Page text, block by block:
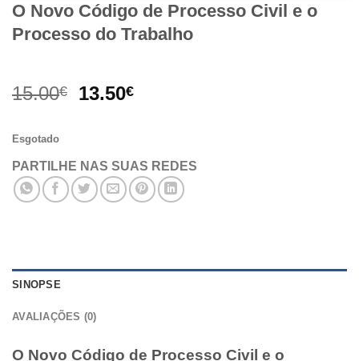
O Novo Código de Processo Civil e o
Processo do Trabalho
15.00€
O
15.00€.
13.50€O
13.50€.
Esgotado
PARTILHE NAS SUAS REDES
SINOPSE
AVALIAÇÕES (0)
O Novo Código de Processo Civil e o